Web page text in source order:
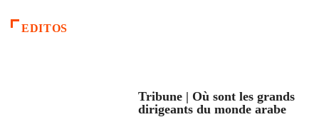
EDITOS
Tribune | Où sont les grands
dirigeants du monde arabe